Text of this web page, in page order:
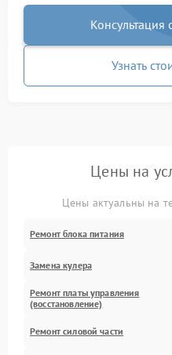
Консультация
Узнать
Цены на
Цены актуальны на
Ремонт блока питания
Замена кулера
Ремонт платы управления
(восстановление)
Ремонт силовой части